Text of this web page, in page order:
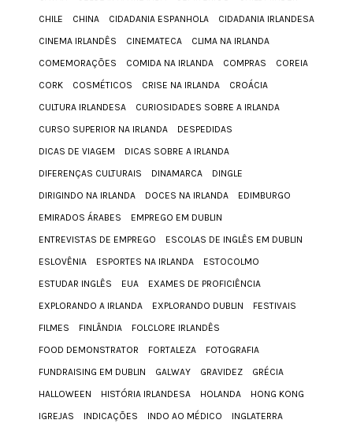
CHILE
CHINA CIDADANIA ESPANHOLA
CIDADANIA IRLANDESA
CINEMA IRLANDÊS
CINEMATECA
CLIMA NA IRLANDA
COMEMORAÇÕES
COMIDA NA IRLANDA COMPRAS
COREIA
CORK
COSMÉTICOS CRISE NA IRLANDA
CROÁCIA
CULTURA IRLANDESA
CURIOSIDADES SOBRE A IRLANDA
CURSO SUPERIOR NA IRLANDA
DESPEDIDAS
DICAS DE VIAGEM
DICAS SOBRE A IRLANDA
DIFERENÇAS CULTURAIS
DINAMARCA
DINGLE
DIRIGINDO NA IRLANDA
DOCES NA IRLANDA
EDIMBURGO
EMIRADOS ÁRABES
EMPREGO EM DUBLIN
ENTREVISTAS DE EMPREGO
ESCOLAS DE INGLÊS EM DUBLIN
ESLOVÊNIA
ESPORTES NA IRLANDA
ESTOCOLMO
ESTUDAR INGLÊS
EUA
EXAMES DE PROFICIÊNCIA
EXPLORANDO A IRLANDA
EXPLORANDO DUBLIN
FESTIVAIS
FILMES
FINLÂNDIA
FOLCLORE IRLANDÊS
FOOD DEMONSTRATOR
FORTALEZA
FOTOGRAFIA
FUNDRAISING EM DUBLIN
GALWAY GRAVIDEZ
GRÉCIA
HALLOWEEN
HISTÓRIA IRLANDESA HOLANDA
HONG KONG
IGREJAS
INDICAÇÕES INDO AO MÉDICO
INGLATERRA